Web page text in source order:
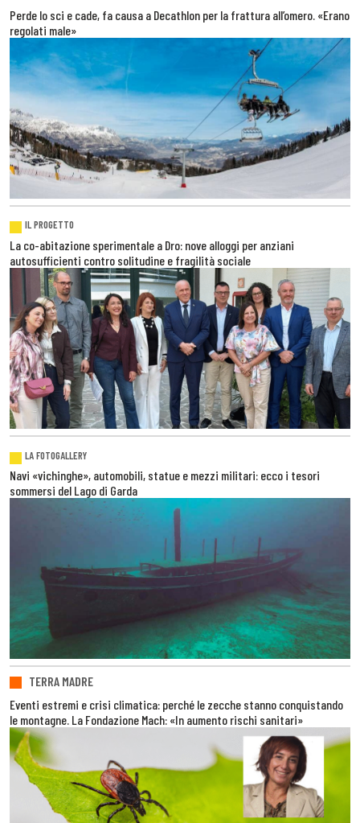
Perde lo sci e cade, fa causa a Decathlon per la frattura all’omero. «Erano
regolati male»
IL PROGETTO
La co-abitazione sperimentale a Dro: nove alloggi per anziani
autosufficienti contro solitudine e fragilità sociale
LA FOTOGALLERY
Navi «vichinghe», automobili, statue e mezzi militari: ecco i tesori
sommersi del Lago di Garda
TERRA MADRE
Eventi estremi e crisi climatica: perché le zecche stanno conquistando
le montagne. La Fondazione Mach: «In aumento rischi sanitari»